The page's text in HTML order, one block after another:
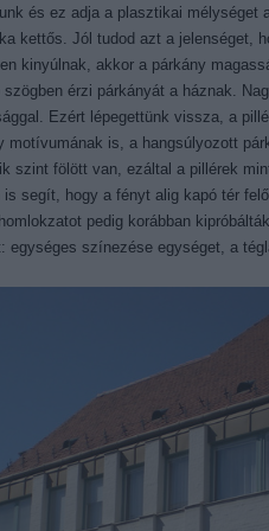
és ez adja a plasztikai mélységet
kettős. Jól tudod azt a jelenséget,
kinyúlnak, akkor a párkány
érzi párkányát a háznak.
Ezért lépegettünk vissza, a
motívumának is, a hangsúlyozott
szint fölött van, ezáltal a pillérek
is segít, hogy a fényt alig kapó tér
pedig korábban
egységes színezése egységet, a